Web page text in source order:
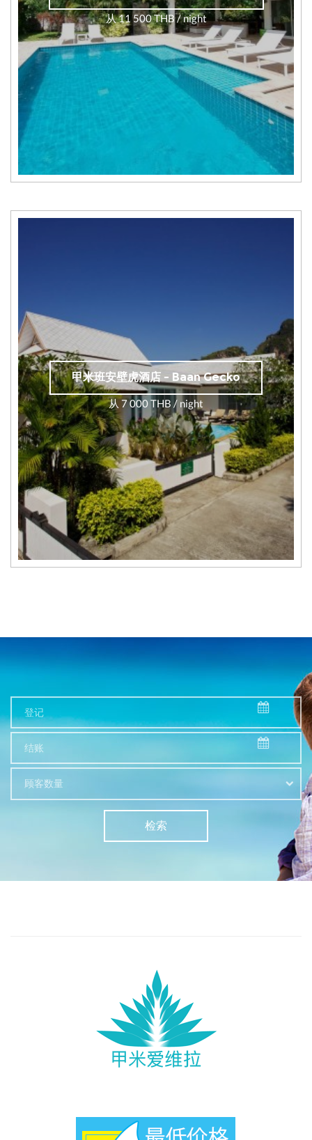
从 11 500 THB / night
甲米班安壁虎酒店 - Baan Gecko
从 7 000 THB / night
顾客数量
检索